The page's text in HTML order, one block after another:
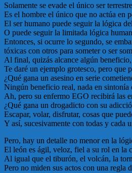
Solamente se evade el único ser
Es el hombre el único que no actúa en
El ser humano puede seguir la lógica
O puede seguir la limitada lógica
Entonces, si ocurre lo segundo, se
tóxicas con otros para someter o ser
Al final, quizás alcance algún
Te daré un ejemplo grotesco, pero que
¿Qué gana un asesino en serie
Ningún beneficio real, nada en sintonía
Ah, pero su enfermo EGO recibirá las
¿Qué gana un drogadicto con su
Escapar, volar, disfrutar, cosas que
Y así, sucesivamente con todas y cada
Pero, hay un detalle no menor en la
El león es ágil, veloz, fiel a su rol en la
Al igual que el tiburón, el volcán, la
Pero no miden sus actos con una regla